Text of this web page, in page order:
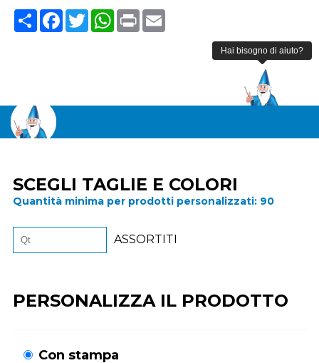
ShareFacebook
TwitterWhatsApp
PrintEmail
SCEGLI TAGLIE E COLORI
Quantità minima per prodotti personalizzati: 90
ASSORTITI
PERSONALIZZA IL PRODOTTO
Con stampa